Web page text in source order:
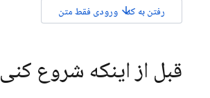
رفتن به کد
arrow_downward ورودی فقط متن
قبل از اینکه شروع کنی